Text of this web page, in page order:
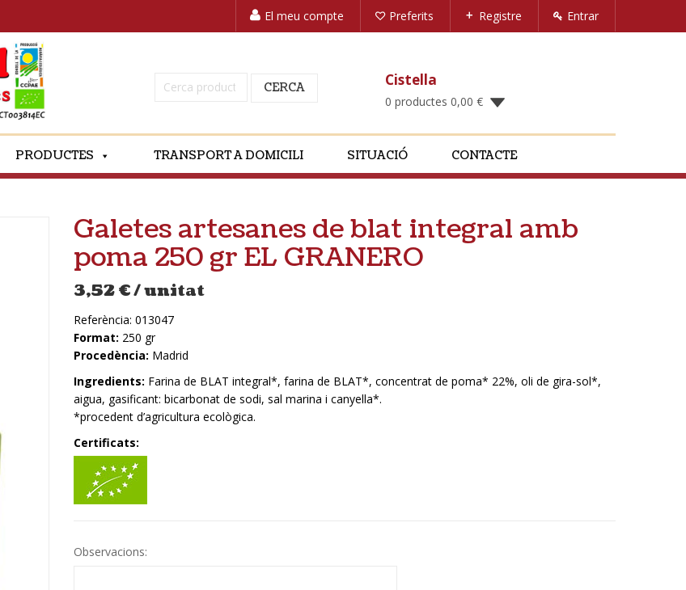
El meu compte Preferits Registre Entrar
Cerca: CERCA Cistella
0 productes 0,00 €
PRODUCTES TRANSPORT A DOMICILI SITUACIÓ CONTACTE
Galetes artesanes de blat integral amb
poma 250 gr EL GRANERO
3,52€/ unitat
Referència: 013047
Format: 250 gr
Procedència: Madrid
Ingredients: Farina de BLAT integral*, farina de BLAT*, concentrat de poma* 22%, oli de gira-sol*,
aigua, gasificant: bicarbonat de sodi, sal marina i canyella*.
*procedent d’agricultura ecològica.
Certificats:
Observacions: